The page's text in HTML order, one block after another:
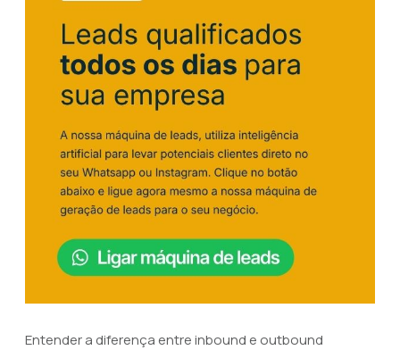
Entender a diferença entre inbound e outbound